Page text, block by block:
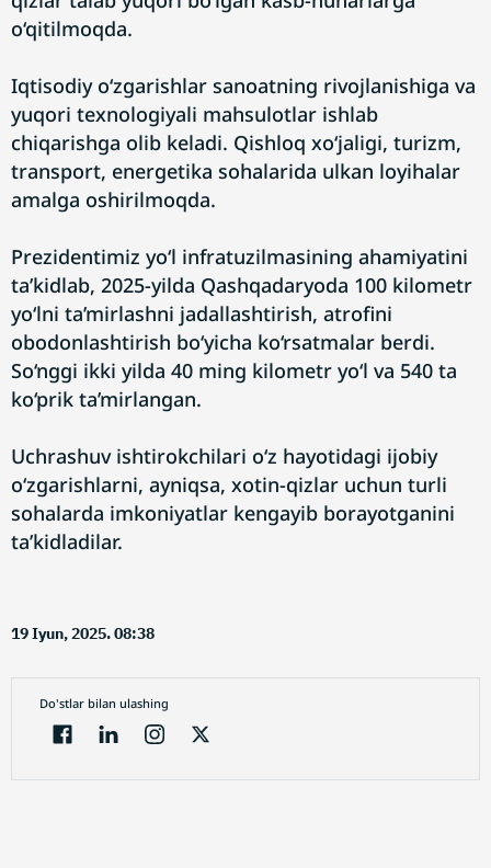
o‘qitilmoqda.
Iqtisodiy o‘zgarishlar sanoatning rivojlanishiga va
yuqori texnologiyali mahsulotlar ishlab
chiqarishga olib keladi. Qishloq xo‘jaligi, turizm,
transport, energetika sohalarida ulkan loyihalar
amalga oshirilmoqda.
Prezidentimiz yo‘l infratuzilmasining ahamiyatini
ta’kidlab, 2025-yilda Qashqadaryoda 100 kilometr
yo‘lni ta’mirlashni jadallashtirish, atrofini
obodonlashtirish bo‘yicha ko‘rsatmalar berdi.
So‘nggi ikki yilda 40 ming kilometr yo‘l va 540 ta
ko‘prik ta’mirlangan.
Uchrashuv ishtirokchilari o‘z hayotidagi ijobiy
o‘zgarishlarni, ayniqsa, xotin-qizlar uchun turli
sohalarda imkoniyatlar kengayib borayotganini
ta’kidladilar.
19 Iyun, 2025. 08:38
Do'stlar bilan ulashing